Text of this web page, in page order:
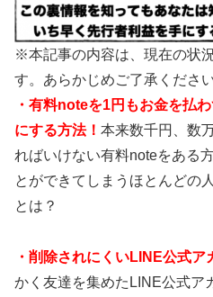
※本記事の内容は、現在の状
す。あらかじめご了承ください
・有料noteを1円もお金を払
にする方法！ 本来数千円、数
ればいけない有料noteをある
とができてしまうほとんどの
とは？
・ 削除されにくいLINE公式ア
かく友達を集めたLINE公式ア